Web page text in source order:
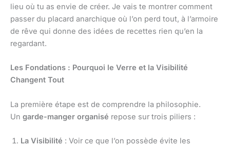
lieu où tu as envie de créer. Je vais te montrer comment
passer du placard anarchique où l’on perd tout, à l’armoire
de rêve qui donne des idées de recettes rien qu’en la
regardant.
Les Fondations : Pourquoi le Verre et la Visibilité
Changent Tout
La première étape est de comprendre la philosophie.
Un garde-manger organisé repose sur trois piliers :
La Visibilité : Voir ce que l’on possède évite les